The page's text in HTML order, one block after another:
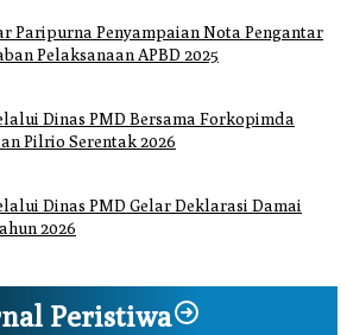
Paripurna Penyampaian Nota Pengantar
Pelaksanaan APBD 2025
Dinas PMD Bersama Forkopimda
Pilrio Serentak 2026
Dinas PMD Gelar Deklarasi Damai
2026
Peristiwa